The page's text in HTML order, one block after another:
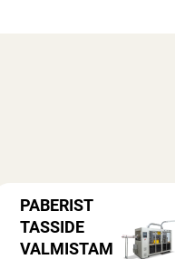
PABERIST
TASSIDE
VALMISTAM